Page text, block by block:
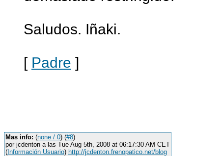
Saludos. Iñaki.
[ Padre ]
Mas info: (none / 0) (#8)
por jcdenton a las Tue Aug 5th, 2008 at 06:17:30 AM CET
( Información Usuario) http://jcdenton.frenopatico.net/blog